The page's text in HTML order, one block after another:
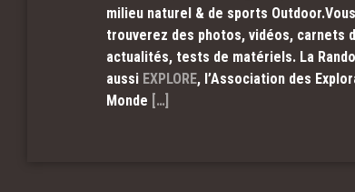
milieu naturel & de sports
trouverez des photos, vidéos, carnets
actualités, tests de matériels. La
aussi EXPLORE, l’Association des
Monde […]